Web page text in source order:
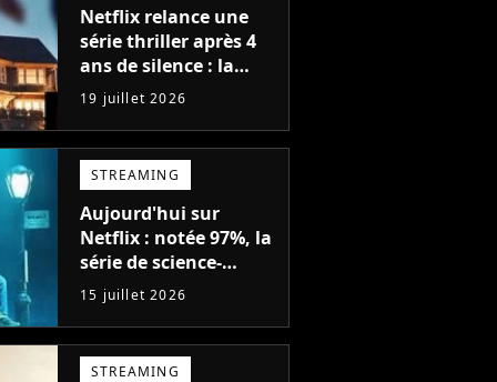
Netflix relance une
série thriller après 4
ans de silence : la
saison 1 avait atteint
plus de 79 millions de
vues
19 juillet 2026
STREAMING
Aujourd'hui sur
Netflix : notée 97%, la
série de science-
fiction la plus drôle
du moment est enfin
de retour avec 8
nouveaux épisodes
15 juillet 2026
STREAMING